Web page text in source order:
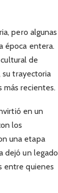
pero algunas
época entera.
de
su trayectoria
recientes.
en un
los
una etapa
dejó un legado
entre quienes